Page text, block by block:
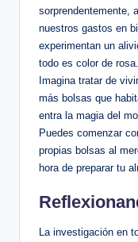
sorprendentemente,
nuestros gastos en
experimentan un
todo es color de
Imagina tratar de
más bolsas que
entra la magia del
Puedes comenzar
propias bolsas al
hora de preparar tu
La investigación en